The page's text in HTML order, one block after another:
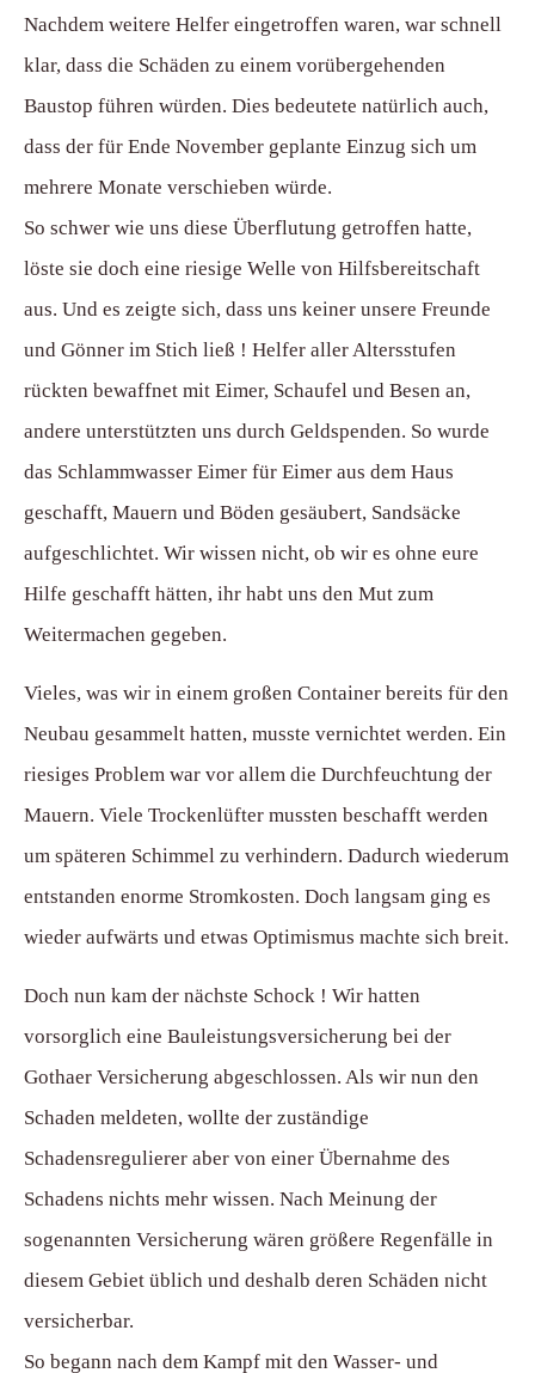
Nachdem weitere Helfer eingetroffen waren, war schnell
klar, dass die Schäden zu einem vorübergehenden
Baustop führen würden. Dies bedeutete natürlich auch,
dass der für Ende November geplante Einzug sich um
mehrere Monate verschieben würde.
So schwer wie uns diese Überflutung getroffen hatte,
löste sie doch eine riesige Welle von Hilfsbereitschaft
aus. Und es zeigte sich, dass uns keiner unsere Freunde
und Gönner im Stich ließ ! Helfer aller Altersstufen
rückten bewaffnet mit Eimer, Schaufel und Besen an,
andere unterstützten uns durch Geldspenden. So wurde
das Schlammwasser Eimer für Eimer aus dem Haus
geschafft, Mauern und Böden gesäubert, Sandsäcke
aufgeschlichtet. Wir wissen nicht, ob wir es ohne eure
Hilfe geschafft hätten, ihr habt uns den Mut zum
Weitermachen gegeben.
Vieles, was wir in einem großen Container bereits für den
Neubau gesammelt hatten, musste vernichtet werden. Ein
riesiges Problem war vor allem die Durchfeuchtung der
Mauern. Viele Trockenlüfter mussten beschafft werden
um späteren Schimmel zu verhindern. Dadurch wiederum
entstanden enorme Stromkosten. Doch langsam ging es
wieder aufwärts und etwas Optimismus machte sich breit.
Doch nun kam der nächste Schock ! Wir hatten
vorsorglich eine Bauleistungsversicherung bei der
Gothaer Versicherung abgeschlossen. Als wir nun den
Schaden meldeten, wollte der zuständige
Schadensregulierer aber von einer Übernahme des
Schadens nichts mehr wissen. Nach Meinung der
sogenannten Versicherung wären größere Regenfälle in
diesem Gebiet üblich und deshalb deren Schäden nicht
versicherbar.
So begann nach dem Kampf mit den Wasser- und